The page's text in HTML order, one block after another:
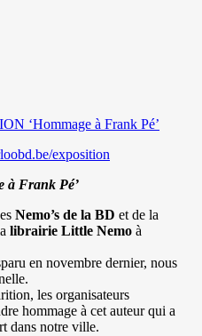
‘Hommage à Frank Pé’
exposition
à Frank Pé’
Nemo’s de la BD et de la
librairie Little Nemo à
en novembre dernier, nous
les organisateurs
hommage à cet auteur qui a
dans notre ville.